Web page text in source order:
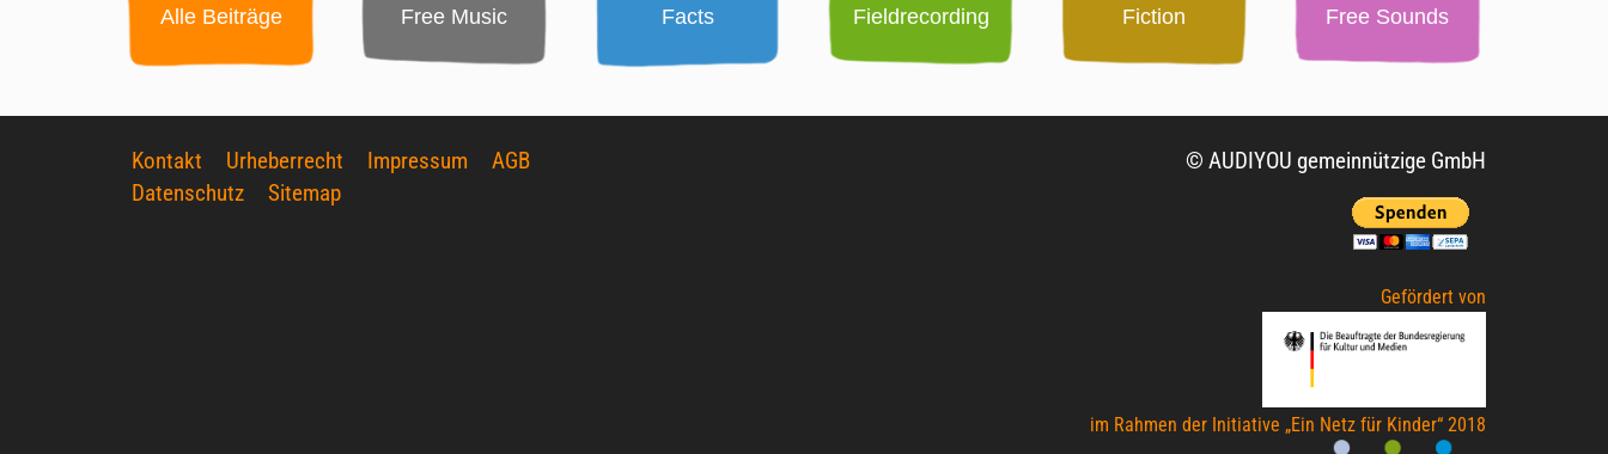
Alle Beiträge Free Music Facts Fieldrecording Fiction Free Sounds
Kontakt Urheberrecht Impressum
AGB
Datenschutz
Sitemap
© AUDIYOU gemeinnützige GmbH
Gefördert von
im Rahmen der Initiative „Ein Netz für Kinder“ 2018